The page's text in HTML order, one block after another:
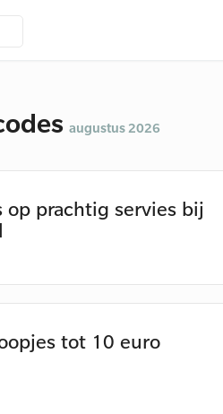
augustus 2026
op prachtig servies bij
tot 10 euro